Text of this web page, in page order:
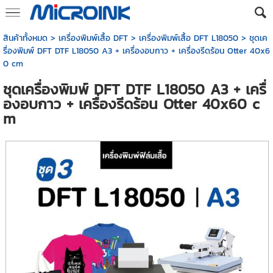
สินค้าทั้งหมด> เครื่องพิมพ์เสื้อ DFT> เครื่องพิมพ์เสื้อ DFT L18050> ชุดเค
รื่องพิมพ์ DFT DTF L18050 A3 + เครื่องอบกาว + เครื่องรีดร้อน Otter 40x6
0 cm
ชุดเครื่องพิมพ์ DFT DTF L18050 A3 + เครื่
องอบกาว + เครื่องรีดร้อน Otter 40x60 c
m